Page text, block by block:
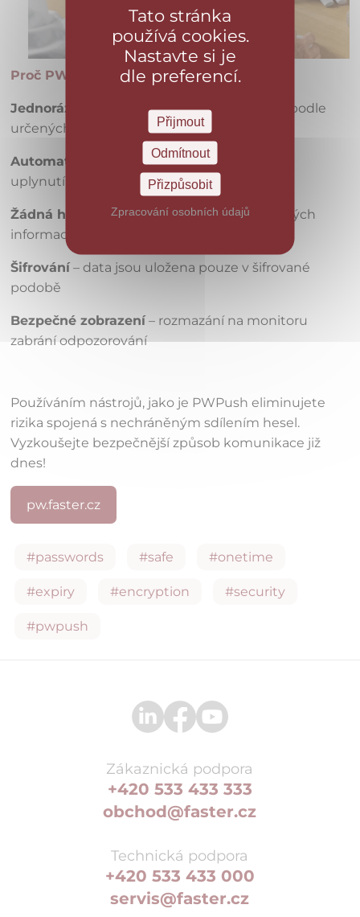
Proč PWPush?
Jednorázové sdílení
– odkaz čitelný pouze podle
určených pravidel
Automatická expirace– data se smažou po
uplynutí dané doby
Žádná historie
– bez trvalého ukládání citlivých
informací
Šifrování– data jsou uložena pouze v šifrované
podobě
Bezpečné zobrazení– rozmazání na monitoru
zabrání odpozorování
Používáním nástrojů, jako je PWPush eliminujete
rizika spojená s nechráněným sdílením hesel.
Vyzkoušejte bezpečnější způsob komunikace již
dnes!
pw.faster.cz
#passwords #safe #onetime
#expiry #encryption #security
#pwpush
Zákaznická podpora
+420 533 433 333
obchod@faster.cz
Technická podpora
+420 533 433 000
servis@faster.cz
Tato stránka
používá cookies.
Nastavte si je
dle preferencí.
Přijmout
Odmítnout
Přizpůsobit
Zpracování osobních údajů